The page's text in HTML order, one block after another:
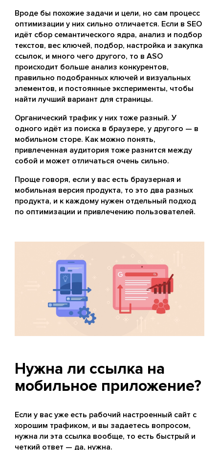
Вроде бы похожие задачи и цели, но сам процесс
оптимизации у них сильно отличается. Если в SEO
идёт сбор семантического ядра, анализ и подбор
текстов, вес ключей, подбор, настройка и закупка
ссылок, и много чего другого, то в ASO
происходит больше анализ конкурентов,
правильно подобранных ключей и визуальных
элементов, и постоянные эксперименты, чтобы
найти лучший вариант для страницы.
Органический трафик у них тоже разный. У
одного идёт из поиска в браузере, у другого — в
мобильном сторе. Как можно понять,
привлеченная аудитория тоже разнится между
собой и может отличаться очень сильно.
Проще говоря, если у вас есть браузерная и
мобильная версия продукта, то это два разных
продукта, и к каждому нужен отдельный подход
по оптимизации и привлечению пользователей.
Нужна ли ссылка на
мобильное приложение?
Если у вас уже есть рабочий настроенный сайт с
хорошим трафиком, и вы задаетесь вопросом,
нужна ли эта ссылка вообще, то есть быстрый и
четкий ответ — да, нужна.